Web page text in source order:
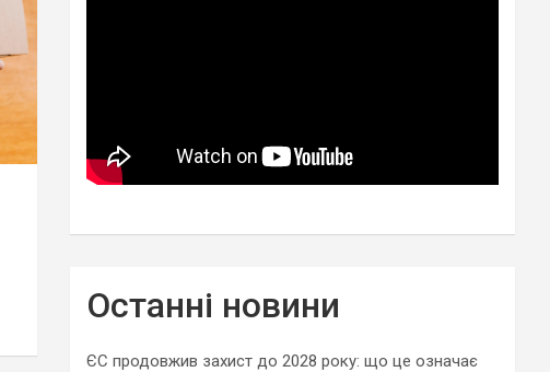
Останні новини
ЄС продовжив захист до 2028 року: що це означає